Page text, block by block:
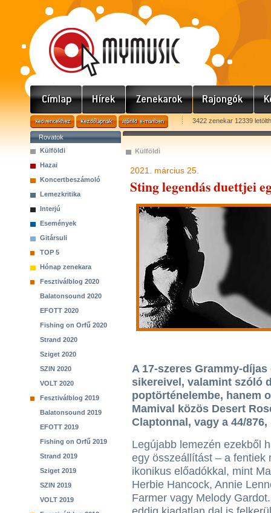
3422 zenekar 12339
Rovatok
Külföldi
Hazai
Koncertbeszámoló
Lemezkritika
Interjú
Események
Gitársuli
TOP 5
Hónap zenekara
Fesztiválblog 2020
Balatonsound 2020
EFOTT 2020
Fishing on Orfű 2020
Strand 2020
Sziget 2020
SZIN 2020
VOLT 2020
Fesztiválblog 2019
Balatonsound 2019
EFOTT 2019
Fishing on Orfű 2019
Strand 2019
Sziget 2019
SZIN 2019
VOLT 2019
Külföldi
2021. március 25.
Sting legendás duettjei
A 17-szeres Grammy-
sikereivel, valamint szóló
poptörténelembe, hanem
Mamival közös Desert
Claptonnal, vagy a 44/
Legújabb lemezén ezekből
egy összeállítást – a fentiek
ikonikus előadókkal, mint
Herbie Hancock, Annie
Farmer vagy Melody